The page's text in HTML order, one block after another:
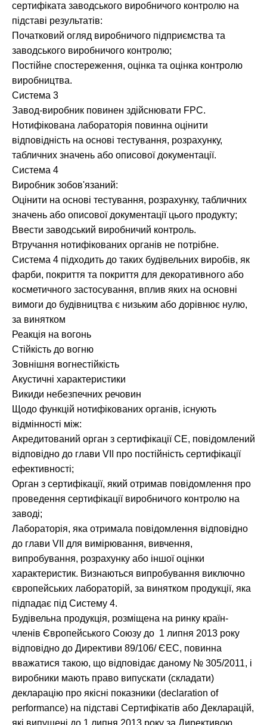
сертифіката заводського виробничого контролю на
підставі результатів:
Початковий огляд виробничого підприємства та
заводського виробничого контролю;
Постійне спостереження, оцінка та оцінка контролю
виробництва.
Система 3
Завод-виробник повинен здійснювати FPC.
Нотифікована лабораторія повинна оцінити
відповідність на основі тестування, розрахунку,
табличних значень або описової документації.
Система 4
Виробник зобов'язаний:
Оцінити на основі тестування, розрахунку, табличних
значень або описової документації цього продукту;
Ввести заводський виробничий контроль.
Втручання нотифікованих органів не потрібне.
Система 4 підходить до таких будівельних виробів, як
фарби, покриття та покриття для декоративного або
косметичного застосування, вплив яких на основні
вимоги до будівництва є низьким або дорівнює нулю,
за винятком
Реакція на вогонь
Стійкість до вогню
Зовнішня вогнестійкість
Акустичні характеристики
Викиди небезпечних речовин
Щодо функцій нотифікованих органів, існують
відмінності між:
Акредитований орган з сертифікації СЕ, повідомлений
відповідно до глави VII про постійність сертифікації
ефективності;
Орган з сертифікації, який отримав повідомлення про
проведення сертифікації виробничого контролю на
заводі;
Лабораторія, яка отримала повідомлення відповідно
до глави VII для вимірювання, вивчення,
випробування, розрахунку або іншої оцінки
характеристик. Визнаються випробування виключно
європейських лабораторій, за винятком продукції, яка
підпадає під Систему 4.
Будівельна продукція, розміщена на ринку країн-
членів Європейського Союзу до 1 липня 2013 року
відповідно до Директиви 89/106/ ЄЕС, повинна
вважатися такою, що відповідає даному № 305/2011, і
виробники мають право випускати (складати)
декларацію про якісні показники (declaration of
performance) на підставі Сертифікатів або Декларацій,
які випущені до 1 липня 2013 року за Директивою